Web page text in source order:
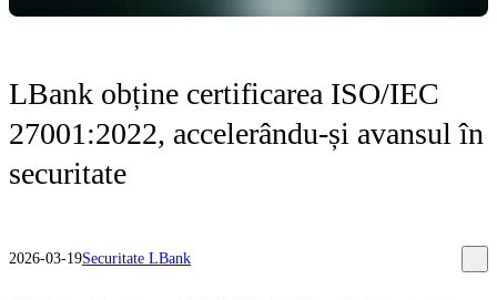
LBank obține certificarea ISO/IEC
27001:2022, accelerându-și avansul în
securitate
2026-03-19Securitate LBank